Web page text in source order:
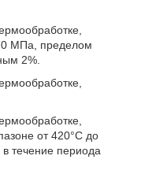
МПа, пределом
2%.
от 420°С до
течение периода